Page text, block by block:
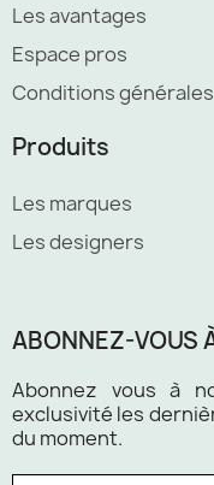
Les avantages
Espace pros
Conditions générales
Produits
Les marques
Les designers
ABONNEZ-VOUS
Abonnez vous à
exclusivité les
du moment.